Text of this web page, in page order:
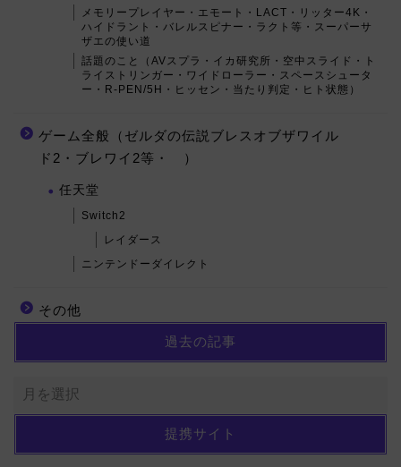
メモリープレイヤー・エモート・LACT・リッター4K・
ハイドラント・バレルスピナー・ラクト等・スーパーサ
ザエの使い道
話題のこと（AVスプラ・イカ研究所・空中スライド・ト
ライストリンガー・ワイドローラー・スペースシュータ
ー・R-PEN/5H・ヒッセン・当たり判定・ヒト状態）
ゲーム全般（ゼルダの伝説ブレスオブザワイル
ド2・ブレワイ2等・ ）
任天堂
Switch2
レイダース
ニンテンドーダイレクト
その他
過去の記事
提携サイト